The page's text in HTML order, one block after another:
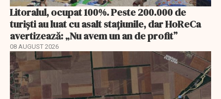
Litoralul, ocupat 100%. Peste 200.000 de
turiști au luat cu asalt stațiunile, dar HoReCa
avertizează: „Nu avem un an de profit”
08 AUGUST 2026